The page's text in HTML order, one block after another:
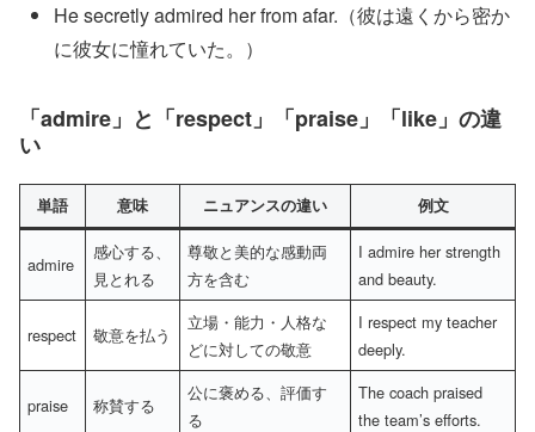
He secretly admired her from afar.（彼は遠くから密か
に彼女に憧れていた。）
「admire」と「respect」「praise」「like」の違
い
単語 意味 ニュアンスの違い 例文
admire
感心する、
見とれる
尊敬と美的な感動両
方を含む
I admire her strength
and beauty.
respect 敬意を払う
立場・能力・人格な
どに対しての敬意
I respect my teacher
deeply.
praise 称賛する
公に褒める、評価す
る
The coach praised
the team’s efforts.